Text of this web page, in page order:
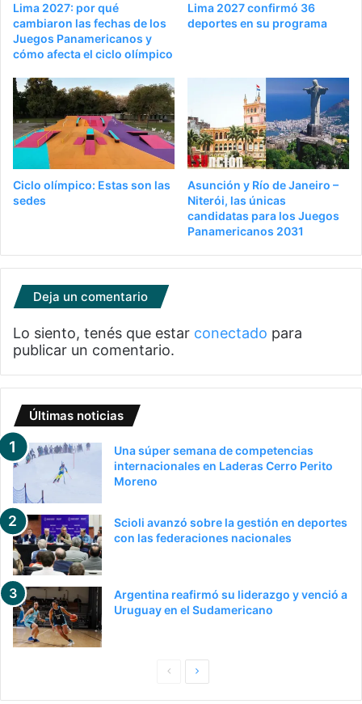
Lima 2027: por qué
cambiaron las fechas de los
Juegos Panamericanos y
cómo afecta el ciclo olímpico
Lima 2027 confirmó 36
deportes en su programa
Ciclo olímpico: Estas son las
sedes
Asunción y Río de Janeiro –
Niterói, las únicas
candidatas para los Juegos
Panamericanos 2031
Deja un comentario
Lo siento, tenés que estar conectado para
publicar un comentario.
Últimas noticias
Una súper semana de competencias
internacionales en Laderas Cerro Perito
Moreno
Scioli avanzó sobre la gestión en deportes
con las federaciones nacionales
Argentina reafirmó su liderazgo y venció a
Uruguay en el Sudamericano
PaginaSiguiente